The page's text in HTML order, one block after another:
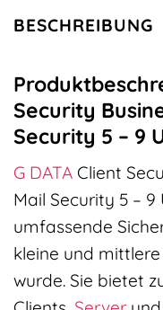
BESCHREIBUNG
Security
Security 5 – 9
G DATA Client
Mail Security 5 –
umfassende
kleine und
wurde. Sie bietet